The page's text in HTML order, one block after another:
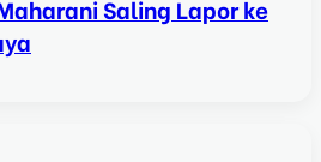
Saling Lapor ke